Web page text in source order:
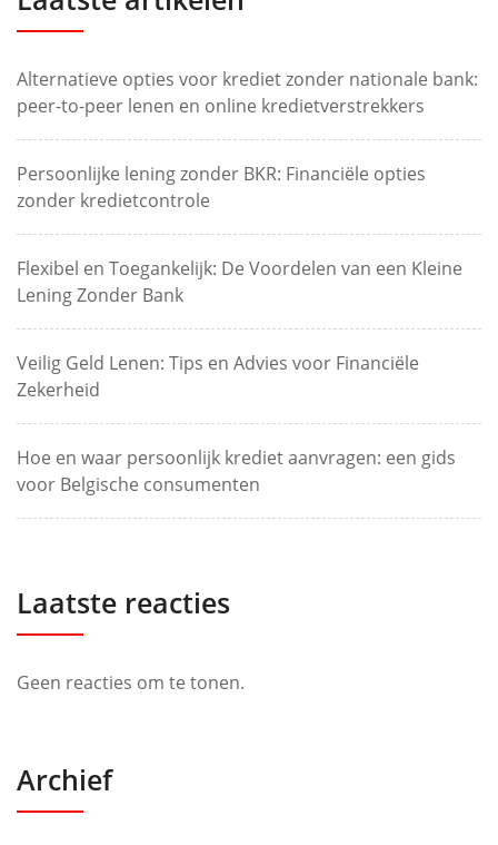
Alternatieve opties voor krediet zonder nationale bank:
peer-to-peer lenen en online kredietverstrekkers
Persoonlijke lening zonder BKR: Financiële opties
zonder kredietcontrole
Flexibel en Toegankelijk: De Voordelen van een Kleine
Lening Zonder Bank
Veilig Geld Lenen: Tips en Advies voor Financiële
Zekerheid
Hoe en waar persoonlijk krediet aanvragen: een gids
voor Belgische consumenten
Laatste reacties
Geen reacties om te tonen.
Archief